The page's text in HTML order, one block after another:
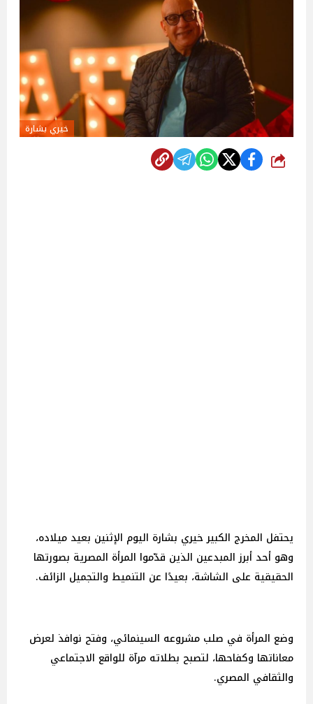
خيري بشارة
شارك
يحتفل المخرج الكبير خيري بشارة اليوم الإثنين بعيد ميلاده،
وهو أحد أبرز المبدعين الذين قدّموا المرأة المصرية بصورتها
الحقيقية على الشاشة، بعيدًا عن التنميط والتجميل الزائف.
وضع المرأة في صلب مشروعه السينمائي، وفتح نوافذ لعرض
معاناتها وكفاحها، لتصبح بطلاته مرآة للواقع الاجتماعي
والثقافي المصري.